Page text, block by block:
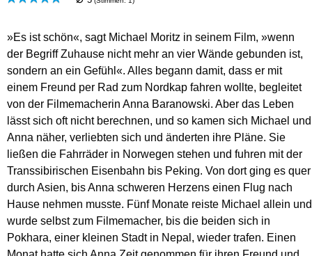
»Es ist schön«, sagt Michael Moritz in seinem Film, »wenn
der Begriff Zuhause nicht mehr an vier Wände gebunden ist,
sondern an ein Gefühl«. Alles begann damit, dass er mit
einem Freund per Rad zum Nordkap fahren wollte, begleitet
von der Filmemacherin Anna Baranowski. Aber das Leben
lässt sich oft nicht berechnen, und so kamen sich Michael und
Anna näher, verliebten sich und änderten ihre Pläne. Sie
ließen die Fahrräder in Norwegen stehen und fuhren mit der
Transsibirischen Eisenbahn bis Peking. Von dort ging es quer
durch Asien, bis Anna schweren Herzens einen Flug nach
Hause nehmen musste. Fünf Monate reiste Michael allein und
wurde selbst zum Filmemacher, bis die beiden sich in
Pokhara, einer kleinen Stadt in Nepal, wieder trafen. Einen